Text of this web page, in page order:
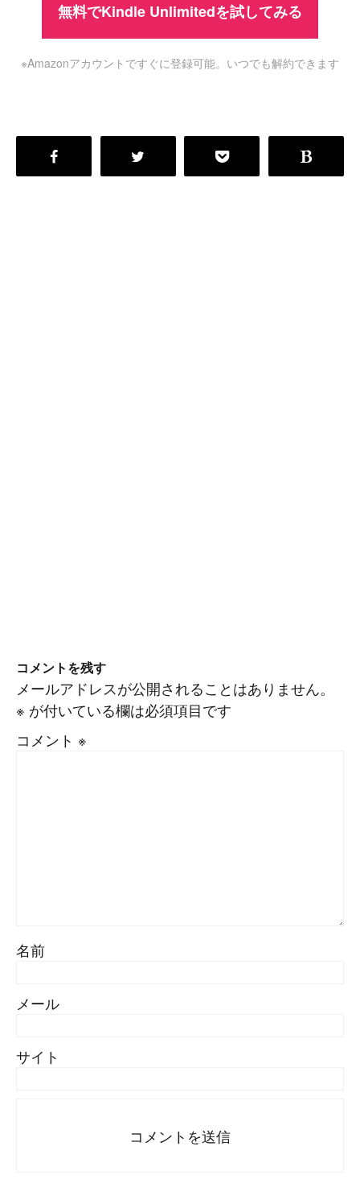
無料でKindle Unlimitedを試してみる
※Amazonアカウントですぐに登録可能。いつでも解約できます
コメントを残す
メールアドレスが公開されることはありません。
※ が付いている欄は必須項目です
コメント ※
名前
メール
サイト